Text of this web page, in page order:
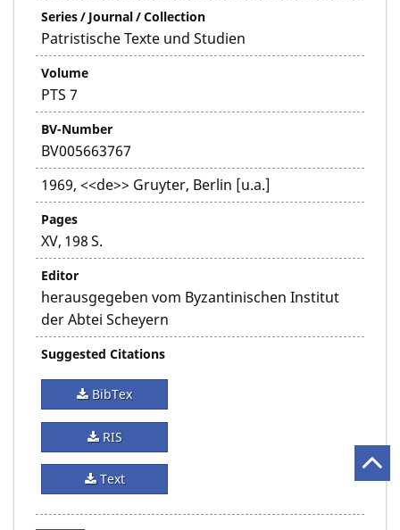
Series / Journal / Collection
Patristische Texte und Studien
Volume
PTS 7
BV-Number
BV005663767
1969, <<de>> Gruyter, Berlin [u.a.]
Pages
XV, 198 S.
Editor
herausgegeben vom Byzantinischen Institut
der Abtei Scheyern
Suggested Citations
BibTex
RIS
Text